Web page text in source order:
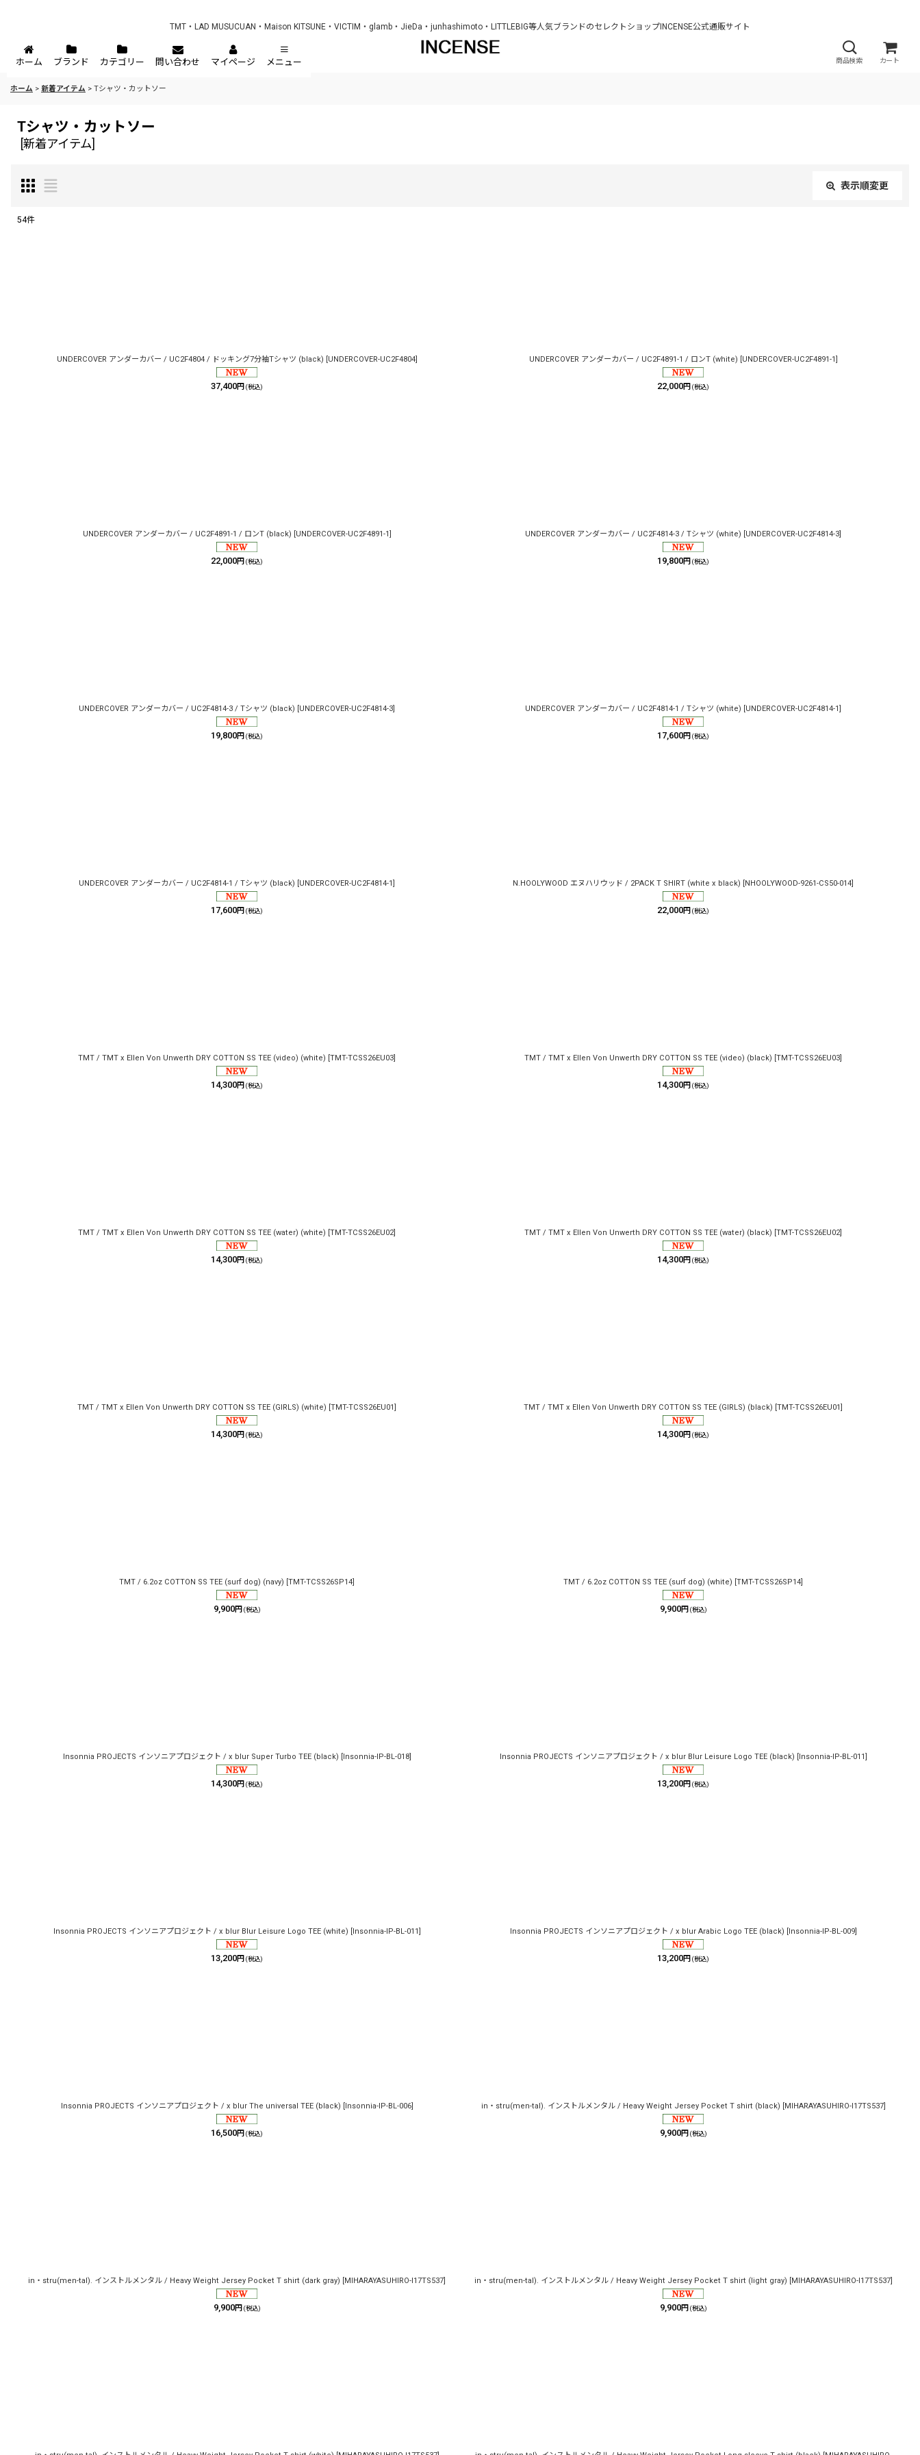
TMT・LAD MUSUCUAN・Maison KITSUNE・VICTIM・glamb・JieDa・junhashimoto・LITTLEBIG等人気ブランドのセレクトショップINCENSE公式通販サイト
商品検索 カート
ホーム ブランド カテゴリー 問い合わせ マイページ メニュー
ホーム > 新着アイテム > Tシャツ・カットソー
Tシャツ・カットソー
新着アイテム
表示順変更
54件
UNDERCOVER アンダーカバー / UC2F4804 / ドッキング7分袖Tシャツ (black) [UNDERCOVER-UC2F4804]
37,400円 (税込)
UNDERCOVER アンダーカバー / UC2F4891-1 / ロンT (white) [UNDERCOVER-UC2F4891-1]
22,000円 (税込)
UNDERCOVER アンダーカバー / UC2F4891-1 / ロンT (black) [UNDERCOVER-UC2F4891-1]
22,000円 (税込)
UNDERCOVER アンダーカバー / UC2F4814-3 / Tシャツ (white) [UNDERCOVER-UC2F4814-3]
19,800円 (税込)
UNDERCOVER アンダーカバー / UC2F4814-3 / Tシャツ (black) [UNDERCOVER-UC2F4814-3]
19,800円 (税込)
UNDERCOVER アンダーカバー / UC2F4814-1 / Tシャツ (white) [UNDERCOVER-UC2F4814-1]
17,600円 (税込)
UNDERCOVER アンダーカバー / UC2F4814-1 / Tシャツ (black) [UNDERCOVER-UC2F4814-1]
17,600円 (税込)
N.HOOLYWOOD エヌハリウッド / 2PACK T SHIRT (white x black) [NHOOLYWOOD-9261-CS50-014]
22,000円 (税込)
TMT / TMT x Ellen Von Unwerth DRY COTTON SS TEE (video) (white) [TMT-TCSS26EU03]
14,300円 (税込)
TMT / TMT x Ellen Von Unwerth DRY COTTON SS TEE (video) (black) [TMT-TCSS26EU03]
14,300円 (税込)
TMT / TMT x Ellen Von Unwerth DRY COTTON SS TEE (water) (white) [TMT-TCSS26EU02]
14,300円 (税込)
TMT / TMT x Ellen Von Unwerth DRY COTTON SS TEE (water) (black) [TMT-TCSS26EU02]
14,300円 (税込)
TMT / TMT x Ellen Von Unwerth DRY COTTON SS TEE (GIRLS) (white) [TMT-TCSS26EU01]
14,300円 (税込)
TMT / TMT x Ellen Von Unwerth DRY COTTON SS TEE (GIRLS) (black) [TMT-TCSS26EU01]
14,300円 (税込)
TMT / 6.2oz COTTON SS TEE (surf dog) (navy) [TMT-TCSS26SP14]
9,900円 (税込)
TMT / 6.2oz COTTON SS TEE (surf dog) (white) [TMT-TCSS26SP14]
9,900円 (税込)
Insonnia PROJECTS インソニアプロジェクト / x blur Super Turbo TEE (black) [Insonnia-IP-BL-018]
14,300円 (税込)
Insonnia PROJECTS インソニアプロジェクト / x blur Blur Leisure Logo TEE (black) [Insonnia-IP-BL-011]
13,200円 (税込)
Insonnia PROJECTS インソニアプロジェクト / x blur Blur Leisure Logo TEE (white) [Insonnia-IP-BL-011]
13,200円 (税込)
Insonnia PROJECTS インソニアプロジェクト / x blur Arabic Logo TEE (black) [Insonnia-IP-BL-009]
13,200円 (税込)
Insonnia PROJECTS インソニアプロジェクト / x blur The universal TEE (black) [Insonnia-IP-BL-006]
16,500円 (税込)
in・stru(men-tal). インストルメンタル / Heavy Weight Jersey Pocket T shirt (black) [MIHARAYASUHIRO-I17TS537]
9,900円 (税込)
in・stru(men-tal). インストルメンタル / Heavy Weight Jersey Pocket T shirt (dark gray) [MIHARAYASUHIRO-I17TS537]
9,900円 (税込)
in・stru(men-tal). インストルメンタル / Heavy Weight Jersey Pocket T shirt (light gray) [MIHARAYASUHIRO-I17TS537]
9,900円 (税込)